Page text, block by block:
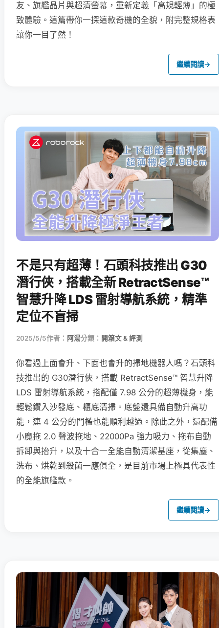
友、旗艦晶片與超清螢幕，重新定義「高規輕薄」的極
致體驗。這篇帶你一探這款奇機的全貌，附完整規格表
讓你一目了然！
繼續閱讀→
不是只有超薄！石頭科技推出 G30
潛行俠，搭載全新 RetractSense™
智慧升降 LDS 雷射導航系統，精準
定位不盲掃
2025/5/5作者： 阿湯分類： 開箱文 & 評測
你看過上面會升、下面也會升的掃地機器人嗎？石頭科
技推出的 G30潛行俠，搭載 RetractSense™ 智慧升降
LDS 雷射導航系統，搭配僅 7.98 公分的超薄機身，能
輕鬆鑽入沙發底、櫃底清掃。底盤還具備自動升高功
能，連 4 公分的門檻也能順利越過。除此之外，還配備
小魔拖 2.0 聲波拖地、22000Pa 強力吸力、拖布自動
拆卸與抬升，以及十合一全能自動清潔基座，從集塵、
洗布、烘乾到殺菌一應俱全，是目前市場上極具代表性
的全能旗艦款。
繼續閱讀→